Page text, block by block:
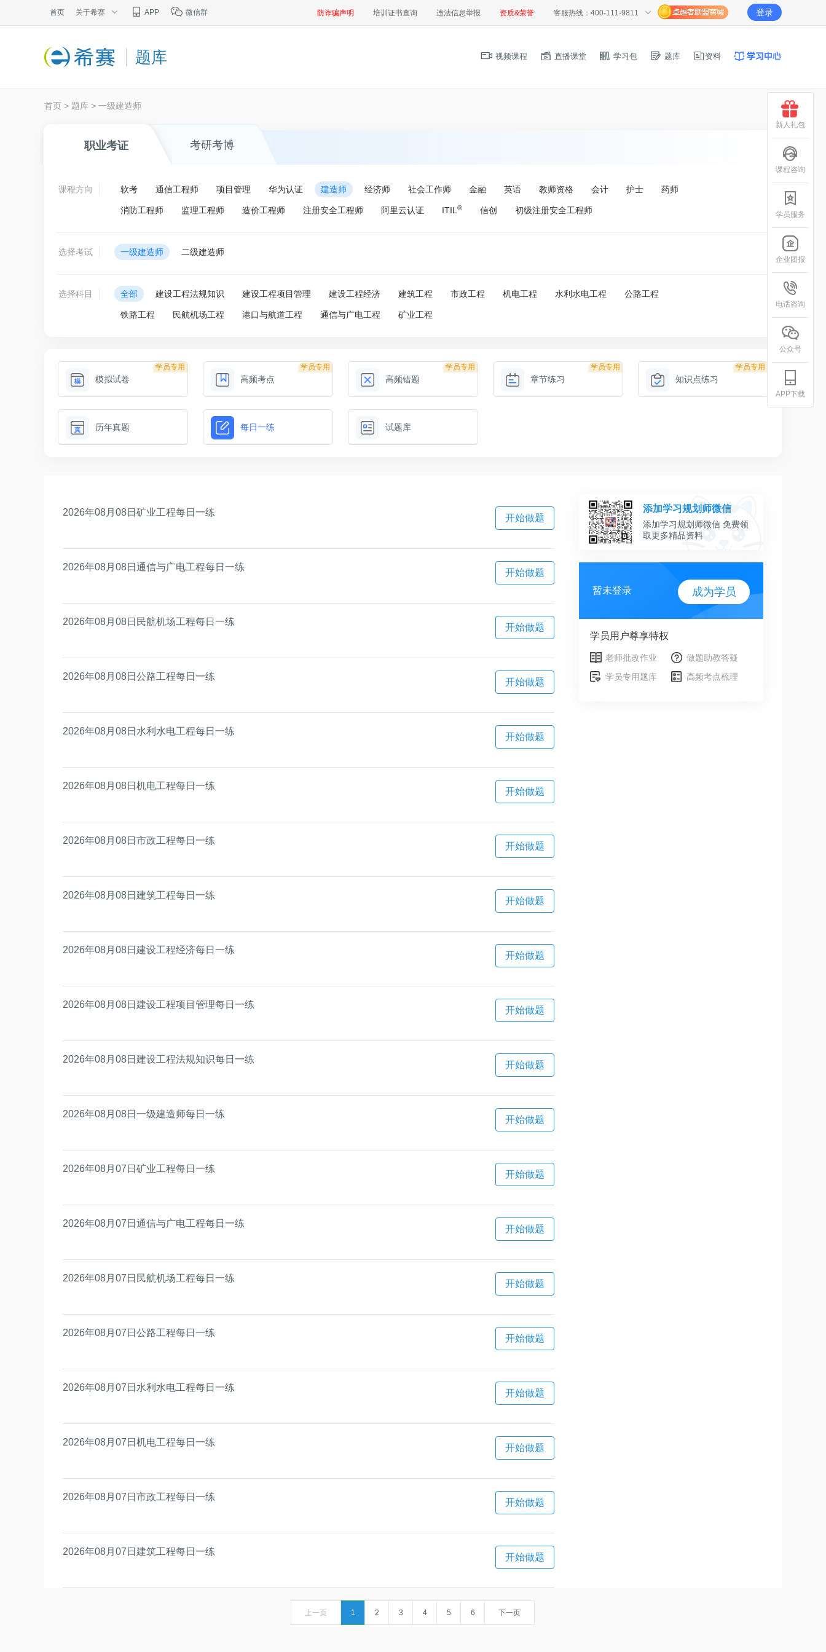
首页 关于希赛 APP 微信群 防诈骗声明 培训证书查询 违法信息举报 资质&荣誉 客服热线：400-111-9811 登录
题库 视频课程 直播课堂 学习包 题库 资料
首页 > 题库 > 一级建造师
职业考证 考研考博
课程方向 软考 通信工程师 项目管理 华为认证 建造师 经济师 社会工作师 金融 英语 教师资格 会计 护士 药师
消防工程师 监理工程师 造价工程师 注册安全工程师 阿里云认证 ITIL ® 信创 初级注册安全工程师
选择考试 一级建造师 二级建造师
选择科目 全部 建设工程法规知识 建设工程项目管理 建设工程经济 建筑工程 市政工程 机电工程 水利水电工程 公路工程
铁路工程 民航机场工程 港口与航道工程 通信与广电工程 矿业工程
学员专用
模拟试卷
学员专用
高频考点
学员专用
高频错题
学员专用
章节练习
学员专用
知识点练习
历年真题 每日一练 试题库
2026年08月08日矿业工程每日一练
开始做题
2026年08月08日通信与广电工程每日一练
开始做题
2026年08月08日民航机场工程每日一练
开始做题
2026年08月08日公路工程每日一练
开始做题
2026年08月08日水利水电工程每日一练
开始做题
2026年08月08日机电工程每日一练
开始做题
2026年08月08日市政工程每日一练
开始做题
2026年08月08日建筑工程每日一练
开始做题
2026年08月08日建设工程经济每日一练
开始做题
2026年08月08日建设工程项目管理每日一练
开始做题
2026年08月08日建设工程法规知识每日一练
开始做题
2026年08月08日一级建造师每日一练
开始做题
2026年08月07日矿业工程每日一练
开始做题
2026年08月07日通信与广电工程每日一练
开始做题
2026年08月07日民航机场工程每日一练
开始做题
2026年08月07日公路工程每日一练
开始做题
2026年08月07日水利水电工程每日一练
开始做题
2026年08月07日机电工程每日一练
开始做题
2026年08月07日市政工程每日一练
开始做题
2026年08月07日建筑工程每日一练
开始做题
添加学习规划师微信
添加学习规划师微信 免费领
取更多精品资料
暂未登录 成为学员
学员用户尊享特权
老师批改作业
做题助教答疑
学员专用题库
高频考点梳理
上一页 1 2 3 4 5 6 下一页
新人礼包
课程咨询
学员服务
企业团报
电话咨询
公众号
APP下载